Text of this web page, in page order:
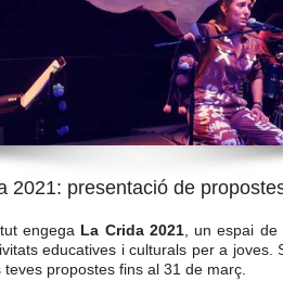
2021: presentació de
engega La Crida 2021, un espai de
educatives i culturals per a joves.
propostes fins al 31 de març.